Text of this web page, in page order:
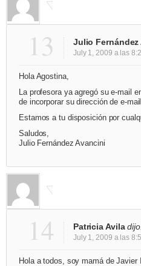
13 Julio Fernández
July 1, 2009 a las
Hola Agostina,
La profesora ya agregó su e-mail
de incorporar su dirección de e-
Estamos a tu disposición por
Saludos,
Julio Fernández Avancini
14 Patricia Avila
July 1, 2009 a las
Hola a todos, soy mamá de